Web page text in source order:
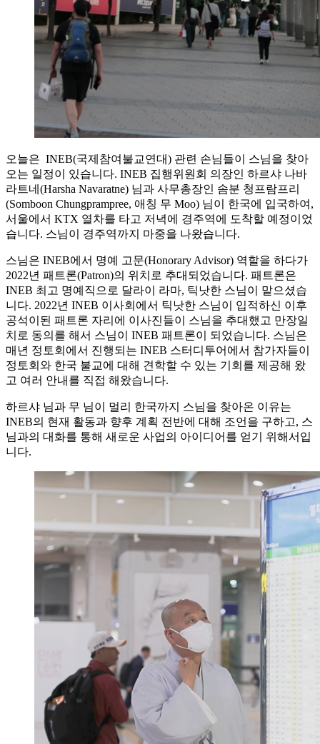
오늘은 INEB(국제참여불교연대) 관련 손님들이 스님을 찾아
오는 일정이 있습니다. INEB 집행위원회 의장인 하르샤 나바
라트네(Harsha Navaratne) 님과 사무총장인 솜분 청프람프리
(Somboon Chungprampree, 애칭 무 Moo) 님이 한국에 입국하여,
서울에서 KTX 열차를 타고 저녁에 경주역에 도착할 예정이었
습니다. 스님이 경주역까지 마중을 나왔습니다.
스님은 INEB에서 명예 고문(Honorary Advisor) 역할을 하다가
2022년 패트론(Patron)의 위치로 추대되었습니다. 패트론은
INEB 최고 명예직으로 달라이 라마, 틱낫한 스님이 맡으셨습
니다. 2022년 INEB 이사회에서 틱낫한 스님이 입적하신 이후
공석이된 패트론 자리에 이사진들이 스님을 추대했고 만장일
치로 동의를 해서 스님이 INEB 패트론이 되었습니다. 스님은
매년 정토회에서 진행되는 INEB 스터디투어에서 참가자들이
정토회와 한국 불교에 대해 견학할 수 있는 기회를 제공해 왔
고 여러 안내를 직접 해왔습니다.
하르샤 님과 무 님이 멀리 한국까지 스님을 찾아온 이유는
INEB의 현재 활동과 향후 계획 전반에 대해 조언을 구하고, 스
님과의 대화를 통해 새로운 사업의 아이디어를 얻기 위해서입
니다.